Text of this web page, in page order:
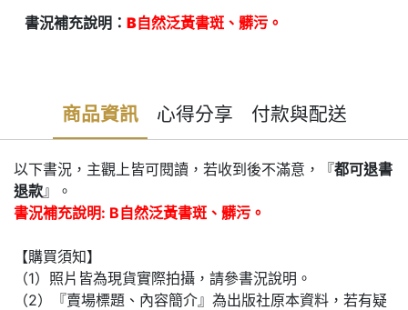
書況補充說明： B自然泛黃書斑、髒污。
商品資訊 心得分享 付款與配送
以下書況，主觀上皆可閱讀，若收到後不滿意，『都可退書
退款』。
書況補充說明: B自然泛黃書斑、髒污。
【購買須知】
（1）照片皆為現貨實際拍攝，請參書況說明。
（2）『賣場標題、內容簡介』為出版社原本資料，若有疑